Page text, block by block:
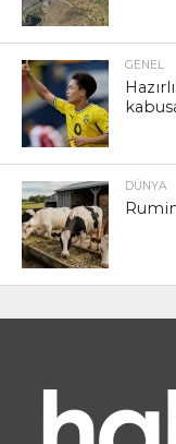
GENEL
DÜNYA